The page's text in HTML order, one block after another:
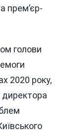
прем’єр-
голови
2020 року,
директора